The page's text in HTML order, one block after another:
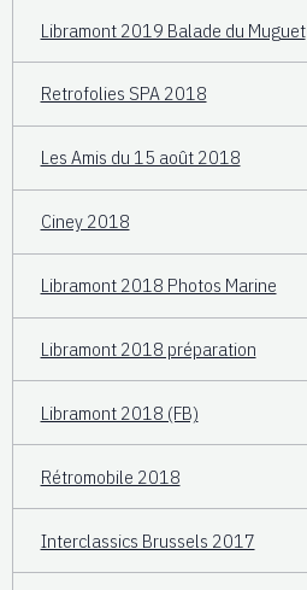
Libramont 2019 Balade du Muguet
Retrofolies SPA 2018
Les Amis du 15 août 2018
Ciney 2018
Libramont 2018 Photos Marine
Libramont 2018 préparation
Libramont 2018 (FB)
Rétromobile 2018
Interclassics Brussels 2017